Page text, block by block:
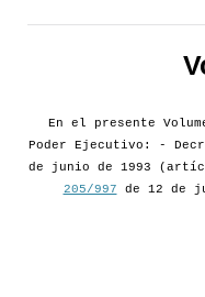
En el presente
Poder Ejecutivo: -
de junio de 1993
205/997 de 12 de